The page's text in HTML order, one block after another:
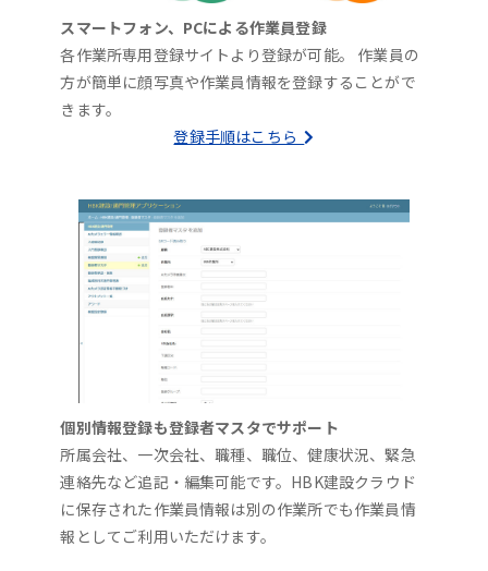
スマートフォン、PCによる作業員登録
各作業所専用登録サイトより登録が可能。 作業員の
方が簡単に顔写真や作業員情報を登録することがで
きます。
登録手順はこちら
個別情報登録も登録者マスタでサポート
所属会社、一次会社、職種、職位、健康状況、緊急
連絡先など追記・編集可能です。HBK建設クラウド
に保存された作業員情報は別の作業所でも作業員情
報としてご利用いただけます。